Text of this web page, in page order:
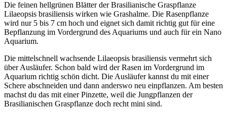
Die feinen hellgrünen Blätter der Brasilianische Graspflanze
Lilaeopsis brasiliensis wirken wie Grashalme. Die Rasenpflanze
wird nur 5 bis 7 cm hoch und eignet sich damit richtig gut für eine
Bepflanzung im Vordergrund des Aquariums und auch für ein Nano
Aquarium.
Die mittelschnell wachsende Lilaeopsis brasiliensis vermehrt sich
über Ausläufer. Schon bald wird der Rasen im Vordergrund im
Aquarium richtig schön dicht. Die Ausläufer kannst du mit einer
Schere abschneiden und dann anderswo neu einpflanzen. Am besten
machst du das mit einer Pinzette, weil die Jungpflanzen der
Brasilianischen Graspflanze doch recht mini sind.